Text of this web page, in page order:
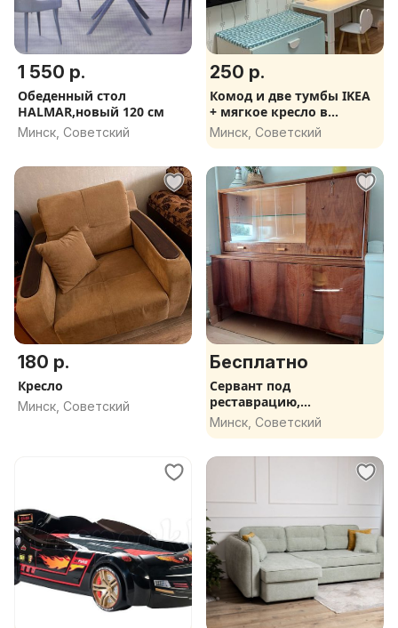
1 550 р.
Обеденный стол
HALMAR,новый 120 см
Минск, Советский
250 р.
Комод и две тумбы IKEA
+ мягкое кресло в
подарок
Минск, Советский
180 р.
Кресло
Минск, Советский
Бесплатно
Сервант под
реставрацию,
Чехословакия, 1970-е
Минск, Советский